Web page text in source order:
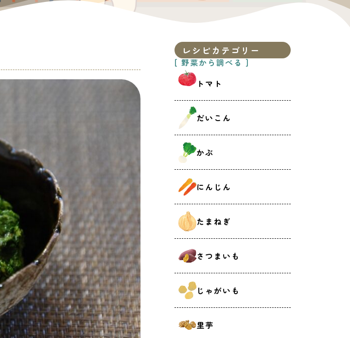
レシピカテゴリー
[ 野菜から調べる ]
トマト
だいこん
かぶ
にんじん
たまねぎ
さつまいも
じゃがいも
里芋